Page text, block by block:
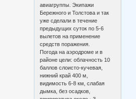
авиагруппы. Экипажи
Бережного и Толстова и так
уже сделали в течение
предыдущих суток по 5-6
вылетов на применение
средств поражения.
Погода на аэродроме и в
районе цели: облачность 10
баллов слоисто-кучевая,
нижний край 400 м,
видимость 6-8 км, слабая
дымка, без осадков,